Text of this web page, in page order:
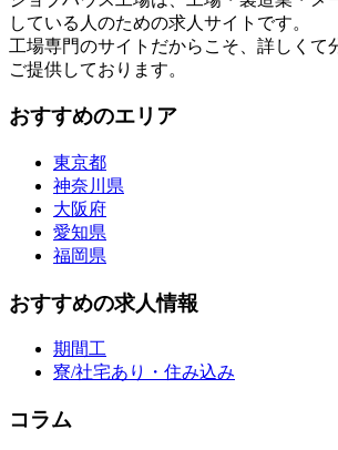
している人のための求人サイトです。
工場専門のサイトだからこそ、詳しくて
ご提供しております。
おすすめのエリア
東京都
神奈川県
大阪府
愛知県
福岡県
おすすめの求人情報
期間工
寮/社宅あり・住み込み
コラム